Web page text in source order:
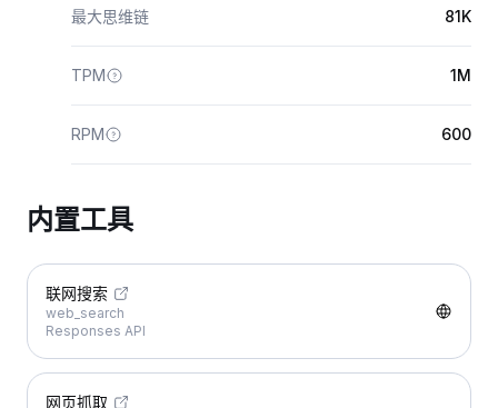
最大思维链 81K
TPM 1M
RPM 600
内置工具
联网搜索
web_search
Responses API
网页抓取